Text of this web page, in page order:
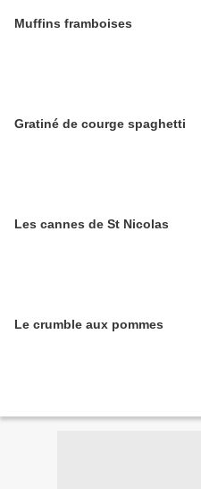
Muffins framboises
Gratiné de courge spaghetti
Les cannes de St Nicolas
Le crumble aux pommes